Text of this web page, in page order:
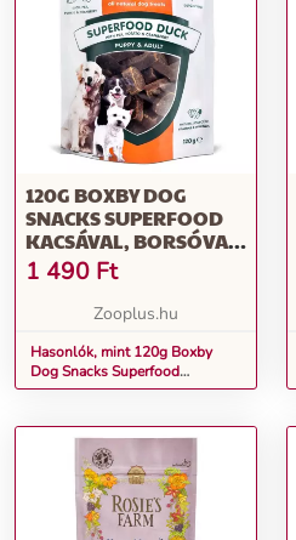
120G BOXBY DOG
SNACKS SUPERFOOD
KACSÁVAL, BORSÓVAL
ÉS ÁFONYÁVAL
KUTYASNACKEK 120G
BOXBY DOG SNACKS
KACSÁVAL, BORSÓVAL
ÉS ÁFONYÁVAL
1 490 Ft
Zooplus.hu
Hasonlók, mint 120g Boxby
Dog Snacks Superfood
kacsával, borsóval és áfonyával
Snacks Superfood kacsával,
borsóval és áfonyával
kutyasnackek